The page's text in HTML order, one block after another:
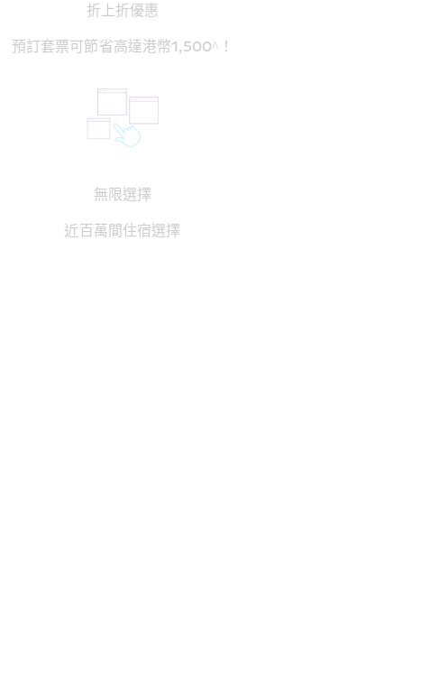
折上折優惠
預訂套票可節省高達港幣1,500^！
無限選擇
近百萬間住宿選擇